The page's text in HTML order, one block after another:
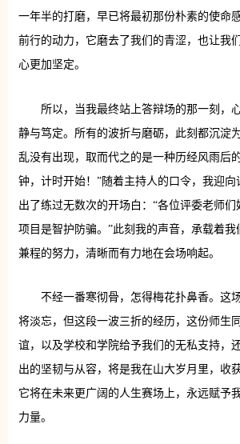
一年半的打磨，早已将最初那份朴素的使命
前行的动力，它磨去了我们的青涩，也让我
心更加坚定。
所以，当我最终站上答辩场的那一刻，
静与笃定。所有的波折与磨砺，此刻都沉淀
乱没有出现，取而代之的是一种历经风雨后
钟，计时开始！”随着主持人的口令，我迎
出了练过无数次的开场白：“各位评委老师
项目是智护防骗。”此刻我的声音，承载着
兼程的努力，清晰而有力地在会场响起。
不经一番寒彻骨，怎得梅花扑鼻香。这
将淡忘，但这段一波三折的经历，这份师生
谊，以及学校和学院给予我们的无私支持，
出的坚韧与从容，将是我在山大岁月里，收
它将在未来更广阔的人生赛场上，永远赋予
力量。